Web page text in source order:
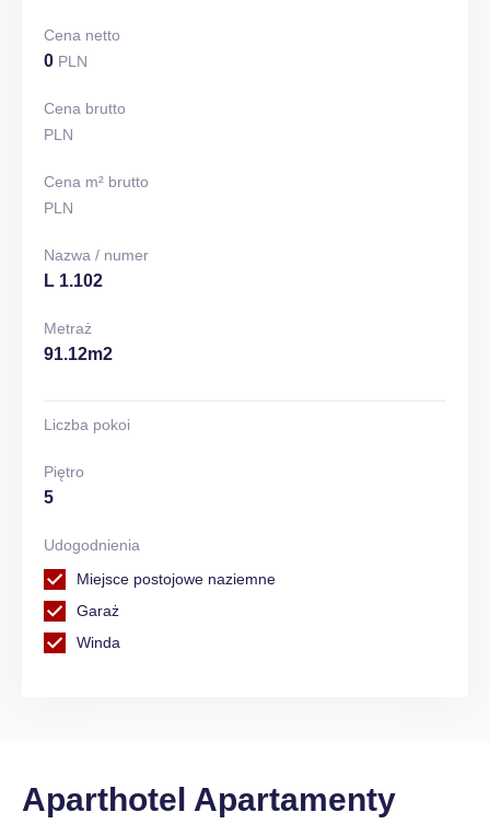
Cena netto
0 PLN
Cena brutto
PLN
Cena m² brutto
PLN
Nazwa / numer
L 1.102
Metraż
91.12m2
Liczba pokoi
Piętro
5
Udogodnienia
Miejsce postojowe naziemne
Garaż
Winda
Aparthotel Apartamenty